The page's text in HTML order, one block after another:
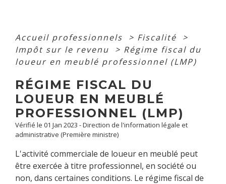
Accueil professionnels > Fiscalité
>
Impôt sur le revenu
> Régime fiscal du
loueur en meublé professionnel (LMP)
RÉGIME FISCAL DU
LOUEUR EN MEUBLÉ
PROFESSIONNEL (LMP)
Vérifié le 01 Jan 2023 - Direction de l'information légale et
administrative (Première ministre)
L'activité commerciale de loueur en meublé peut
être exercée à titre professionnel, en société ou
non, dans certaines conditions. Le régime fiscal de